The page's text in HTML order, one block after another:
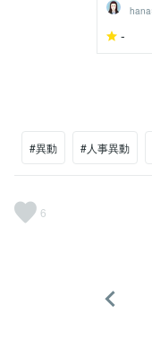
-
#異動 #人事異動
6